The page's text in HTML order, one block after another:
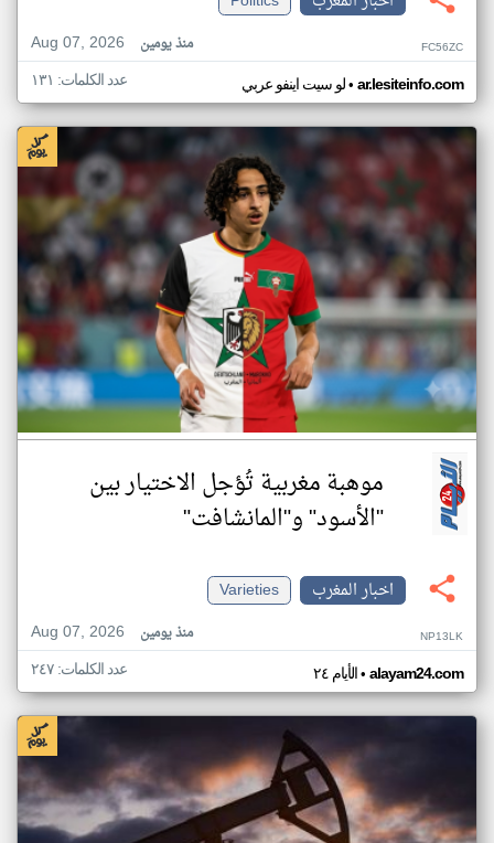
Aug 07, 2026
منذ يومين FC56ZC
لو سيت اينفو عربي• ar.lesiteinfo.com عدد الكلمات: ١٣١
موهبة مغربية تُؤجل الاختيار بين
"الأسود" و"المانشافت"
اخبار المغرب
Varieties
Aug 07, 2026
منذ يومين NP13LK
الأيام ٢٤• alayam24.com عدد الكلمات: ٢٤٧